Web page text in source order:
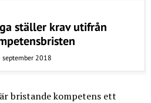
ställer krav utifrån
september 2018
bristande kompetens ett